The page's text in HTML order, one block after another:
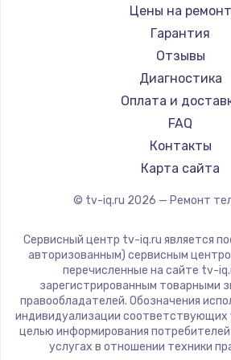
Замена
1600 руб.
Ремонт разъема
880 руб.
Заказать
Замена
Заказать
Замена северного
2600 руб.
Заказать
Daewoo
Centek
Telefunken
Hyundai
Doffler
Hiper
Grundig
HITACHI
Yandex
National
iFFALCON
Tuvio
Nord
Цены на ремонт
Гарантия
Отзывы
Диагностика
Оплата и
FAQ
Контакты
Карта сайта
© tv-iq.ru 2026 — Ремонт
Сервисный центр tv-iq.ru является
авторизованным) сервисным
перечисленные на сайте tv-
зарегистрированным товарными
правообладателей. Обозначения
индивидуализации соответствующих
целью информирования
услугах в отношении техники